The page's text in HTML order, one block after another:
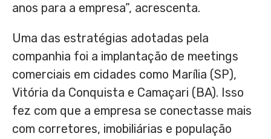
anos para a empresa”, acrescenta.
Uma das estratégias adotadas pela
companhia foi a implantação de meetings
comerciais em cidades como Marília (SP),
Vitória da Conquista e Camaçari (BA). Isso
fez com que a empresa se conectasse mais
com corretores, imobiliárias e população